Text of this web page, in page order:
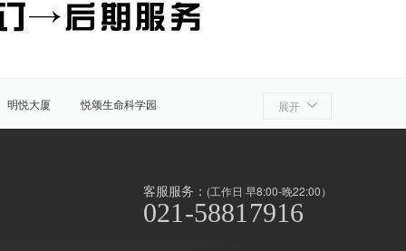
展开
明悦大厦
悦颂生命科学园
胞产业园
ATLATL飞镖加速器
上海周边
前滩
世博滨江
客服服务： (工作日 早8:00-晚22:00）
021-58817916